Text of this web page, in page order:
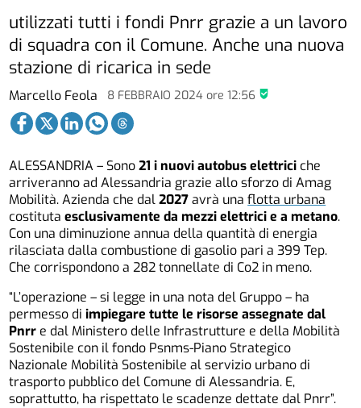
Marcello Feola 8 FEBBRAIO 2024ore 12:56
utilizzati tutti i fondi Pnrr grazie a un lavoro
di squadra con il Comune. Anche una nuova
stazione di ricarica in sede
ALESSANDRIA – Sono21 i nuovi autobus elettrici che
arriveranno ad Alessandria grazie allo sforzo di Amag
Mobilità. Azienda che dal2027avrà unaflotta urbana
costitutaesclusivamente da mezzi elettrici e a metano.
Con una diminuzione annua della quantità di energia
rilasciata dalla combustione di gasolio pari a 399 Tep.
Che corrispondono a 282 tonnellate di Co2 in meno.
“L’operazione – si legge in una nota del Gruppo – ha
permesso diimpiegare tutte le risorse assegnate dal
Pnrr e dal Ministero delle Infrastrutture e della Mobilità
Sostenibile con il fondo Psnms-Piano Strategico
Nazionale Mobilità Sostenibile al servizio urbano di
trasporto pubblico del Comune di Alessandria. E,
soprattutto, ha rispettato le scadenze dettate dal Pnrr”.